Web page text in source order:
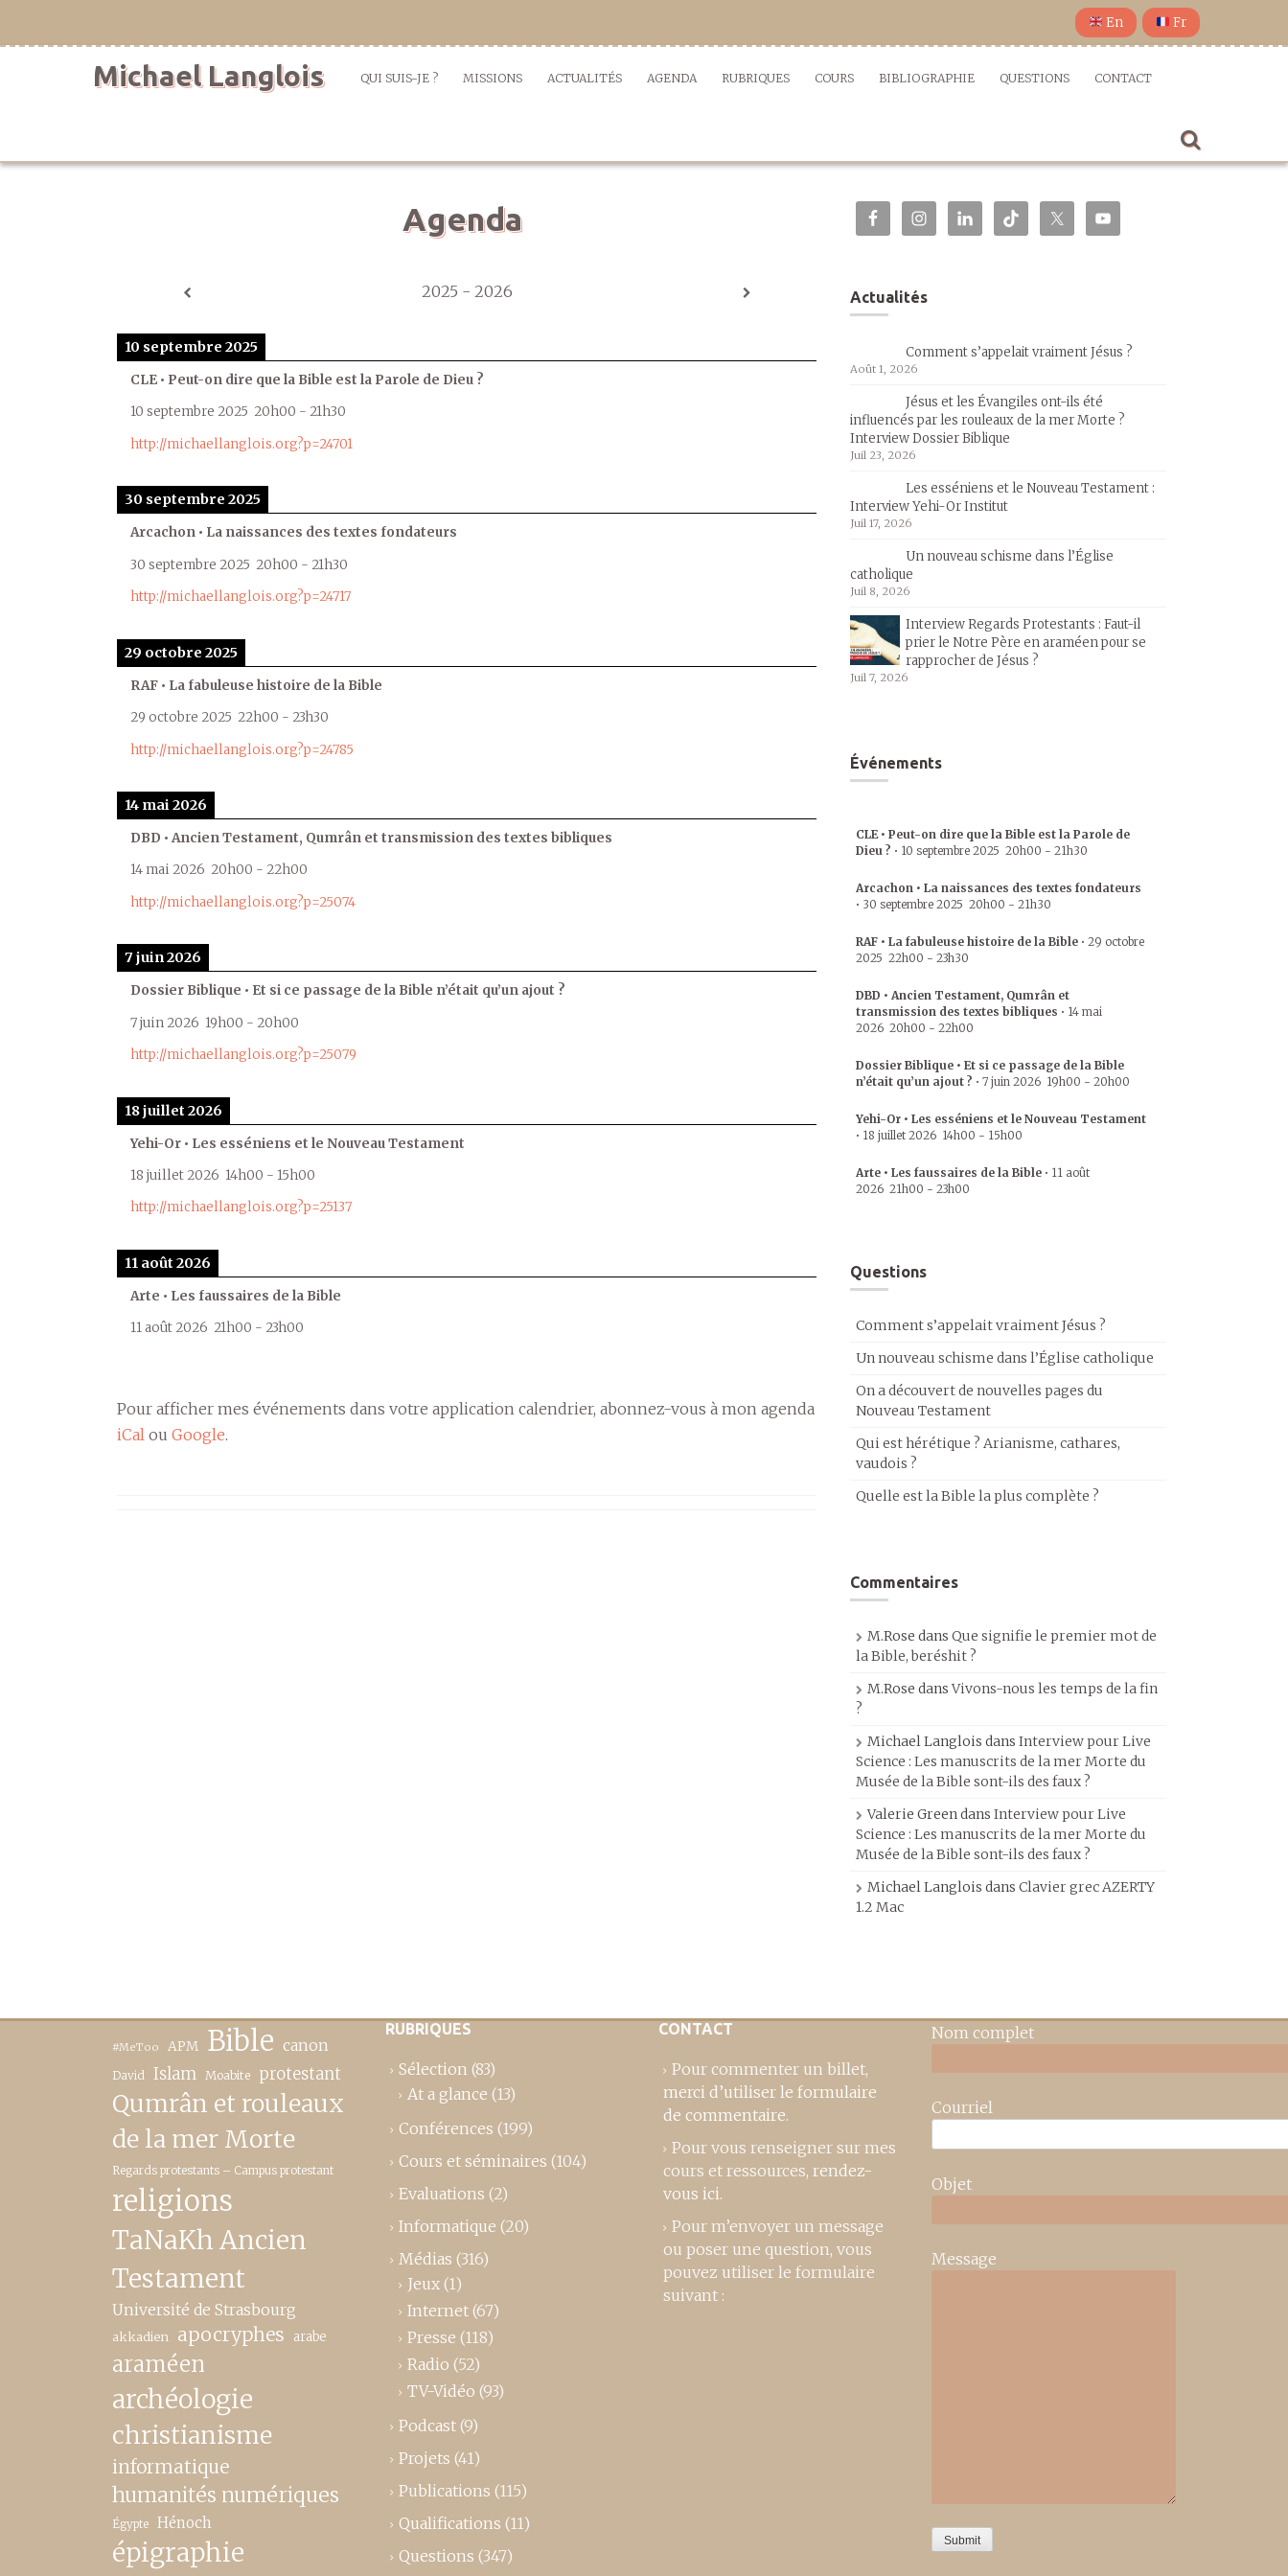
En Fr
Michael Langlois QUI SUIS-JE ? MISSIONS ACTUALITÉS AGENDA RUBRIQUES COURS BIBLIOGRAPHIE QUESTIONS CONTACT
Agenda
2025 - 2026
10 septembre 2025
CLE • Peut-on dire que la Bible est la Parole de Dieu ?
10 septembre 2025 20h00 - 21h30
http://michaellanglois.org?p=24701
30 septembre 2025
Arcachon • La naissances des textes fondateurs
30 septembre 2025 20h00 - 21h30
http://michaellanglois.org?p=24717
29 octobre 2025
RAF • La fabuleuse histoire de la Bible
29 octobre 2025 22h00 - 23h30
http://michaellanglois.org?p=24785
14 mai 2026
DBD • Ancien Testament, Qumrân et transmission des textes bibliques
14 mai 2026 20h00 - 22h00
http://michaellanglois.org?p=25074
7 juin 2026
Dossier Biblique • Et si ce passage de la Bible n’était qu’un ajout ?
7 juin 2026 19h00 - 20h00
http://michaellanglois.org?p=25079
18 juillet 2026
Yehi-Or • Les esséniens et le Nouveau Testament
18 juillet 2026 14h00 - 15h00
http://michaellanglois.org?p=25137
11 août 2026
Arte • Les faussaires de la Bible
11 août 2026 21h00 - 23h00
Pour afficher mes événements dans votre application calendrier, abonnez-vous à mon agenda
iCal ou Google.
Actualités
Comment s’appelait vraiment Jésus ?
Août 1, 2026
Jésus et les Évangiles ont-ils été
influencés par les rouleaux de la mer Morte ?
Interview Dossier Biblique
Juil 23, 2026
Les esséniens et le Nouveau Testament :
Interview Yehi-Or Institut
Juil 17, 2026
Un nouveau schisme dans l’Église
catholique
Juil 8, 2026
Interview Regards Protestants : Faut-il
prier le Notre Père en araméen pour se
rapprocher de Jésus ?
Juil 7, 2026
Événements
CLE • Peut-on dire que la Bible est la Parole de
Dieu ? • 10 septembre 2025 20h00 - 21h30
Arcachon • La naissances des textes fondateurs
• 30 septembre 2025 20h00 - 21h30
RAF • La fabuleuse histoire de la Bible • 29 octobre
2025 22h00 - 23h30
DBD • Ancien Testament, Qumrân et
transmission des textes bibliques • 14 mai
2026 20h00 - 22h00
Dossier Biblique • Et si ce passage de la Bible
n’était qu’un ajout ? • 7 juin 2026 19h00 - 20h00
Yehi-Or • Les esséniens et le Nouveau Testament
• 18 juillet 2026 14h00 - 15h00
Arte • Les faussaires de la Bible • 11 août
2026 21h00 - 23h00
Questions
Comment s’appelait vraiment Jésus ?
Un nouveau schisme dans l’Église catholique
On a découvert de nouvelles pages du
Nouveau Testament
Qui est hérétique ? Arianisme, cathares,
vaudois ?
Quelle est la Bible la plus complète ?
Commentaires
M.Rose dans Que signifie le premier mot de
la Bible, beréshit ?
M.Rose dansVivons-nous les temps de la fin
?
Michael Langlois dans Interview pour Live
Science : Les manuscrits de la mer Morte du
Musée de la Bible sont-ils des faux ?
Valerie Greendans Interview pour Live
Science : Les manuscrits de la mer Morte du
Musée de la Bible sont-ils des faux ?
Michael Langlois dans Clavier grec AZERTY
1.2 Mac
#MeToo APM Bible canon
David Islam Moabite protestant
Qumrân et rouleaux
de la mer Morte
Regards protestants – Campus protestant
religions
TaNaKh Ancien
Testament
Université de Strasbourg
akkadien apocryphes arabe
araméen
archéologie
christianisme
informatique
humanités numériques
Égypte Hénoch
épigraphie
RUBRIQUES
Sélection (83)
At a glance (13)
Conférences (199)
Cours et séminaires (104)
Evaluations (2)
Informatique (20)
Médias (316)
Jeux (1)
Internet (67)
Presse (118)
Radio (52)
TV-Vidéo (93)
Podcast (9)
Projets (41)
Publications (115)
Qualifications (11)
Questions (347)
CONTACT
Pour commenter un billet,
merci d’utiliser le formulaire
de commentaire.
Pour vous renseigner sur mes
cours et ressources, rendez-
vous ici.
Pour m’envoyer un message
ou poser une question, vous
pouvez utiliser le formulaire
suivant :
Nom complet
Courriel
Objet
Message